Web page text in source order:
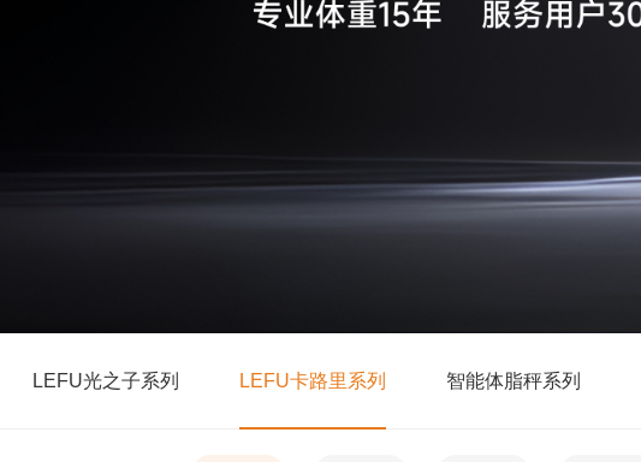
LEFU光之子系列 LEFU卡路里系列 智能体脂秤系列